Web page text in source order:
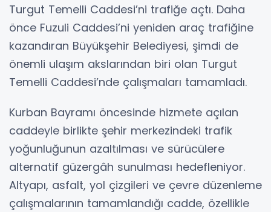
Turgut Temelli Caddesi’ni trafiğe açtı. Daha
önce Fuzuli Caddesi’ni yeniden araç trafiğine
kazandıran Büyükşehir Belediyesi, şimdi de
önemli ulaşım akslarından biri olan Turgut
Temelli Caddesi’nde çalışmaları tamamladı.
Kurban Bayramı öncesinde hizmete açılan
caddeyle birlikte şehir merkezindeki trafik
yoğunluğunun azaltılması ve sürücülere
alternatif güzergâh sunulması hedefleniyor.
Altyapı, asfalt, yol çizgileri ve çevre düzenleme
çalışmalarının tamamlandığı cadde, özellikle